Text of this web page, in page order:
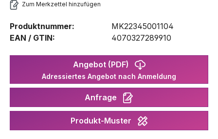
Zum Merkzettel hinzufügen
Produktnummer:
MK22345001104
EAN / GTIN:
4070327289910
Angebot (PDF)
Adressiertes Angebot nach Anmeldung
Anfrage
Produkt-Muster